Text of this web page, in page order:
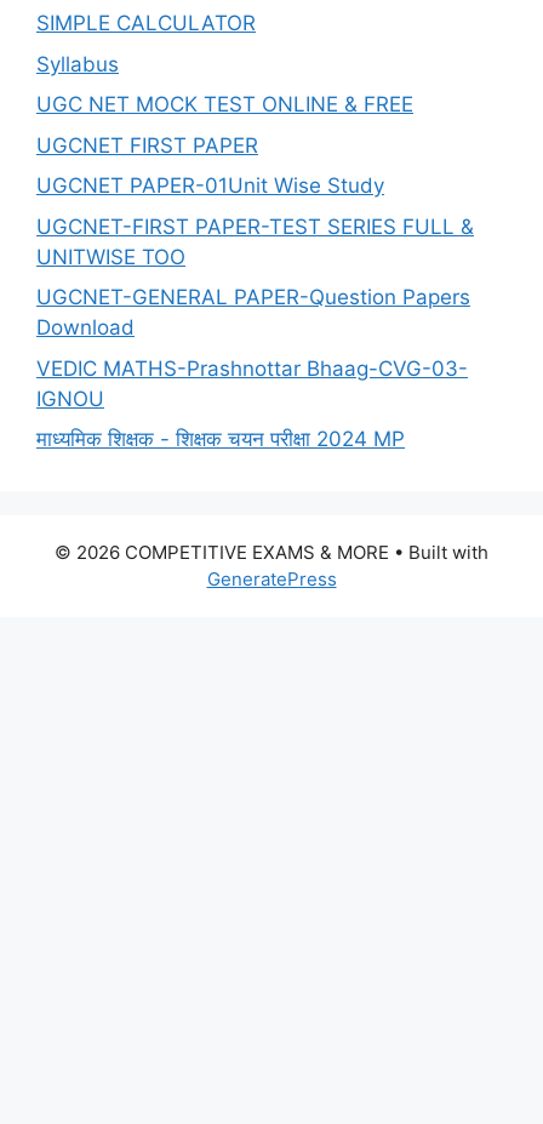
SIMPLE CALCULATOR
Syllabus
UGC NET MOCK TEST ONLINE & FREE
UGCNET FIRST PAPER
UGCNET PAPER-01Unit Wise Study
UGCNET-FIRST PAPER-TEST SERIES FULL &
UNITWISE TOO
UGCNET-GENERAL PAPER-Question Papers
Download
VEDIC MATHS-Prashnottar Bhaag-CVG-03-
IGNOU
माध्यमिक शिक्षक - शिक्षक चयन परीक्षा 2024 MP
© 2026 COMPETITIVE EXAMS & MORE • Built with
GeneratePress